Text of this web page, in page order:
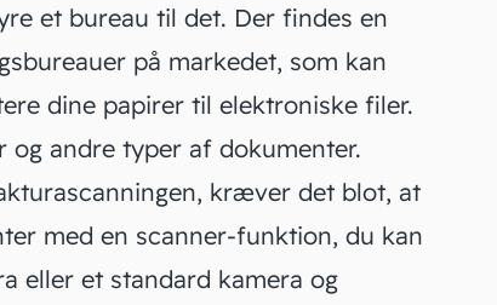
et bureau til det. Der findes en
på markedet, som kan
dine papirer til elektroniske filer.
andre typer af dokumenter.
kræver det blot, at
med en scanner-funktion, du kan
eller et standard kamera og